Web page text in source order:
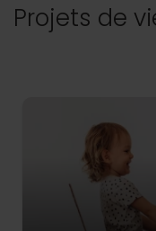
Projets de